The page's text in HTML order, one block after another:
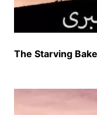
The Starving